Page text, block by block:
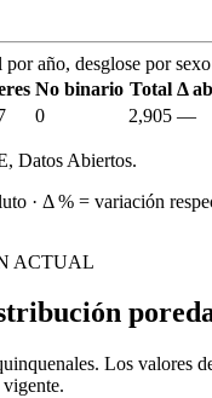
año, desglose por sexo
No binario Total Δ
0 2,905 —
Datos Abiertos.
· Δ % = variación
ACTUAL
por
Los valores